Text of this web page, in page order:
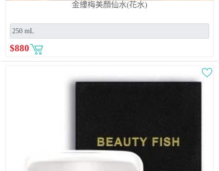
金縷梅美顏仙水(花水)
$880